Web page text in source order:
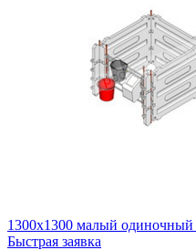
1300x1300 малый одиночный
Быстрая заявка